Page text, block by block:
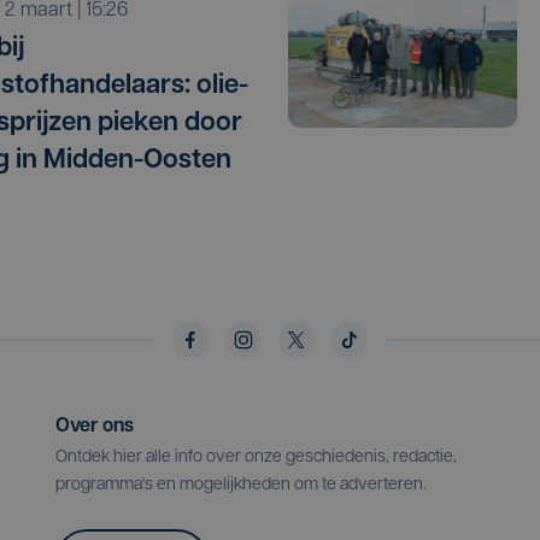
2 maart | 15:26
olie-
pieken door
in Midden-Oosten
Over ons
Ontdek hier alle info over onze geschiedenis, redactie,
programma's en mogelijkheden om te adverteren.